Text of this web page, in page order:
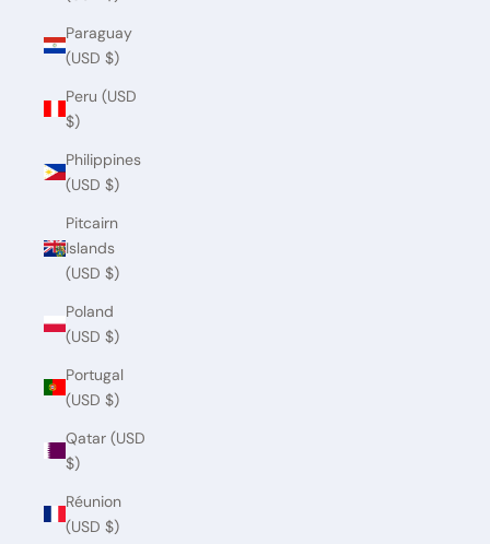
Paraguay
(USD $)
Peru (USD
$)
Philippines
(USD $)
Pitcairn
Islands
(USD $)
Poland
(USD $)
Portugal
(USD $)
Qatar (USD
$)
Réunion
(USD $)